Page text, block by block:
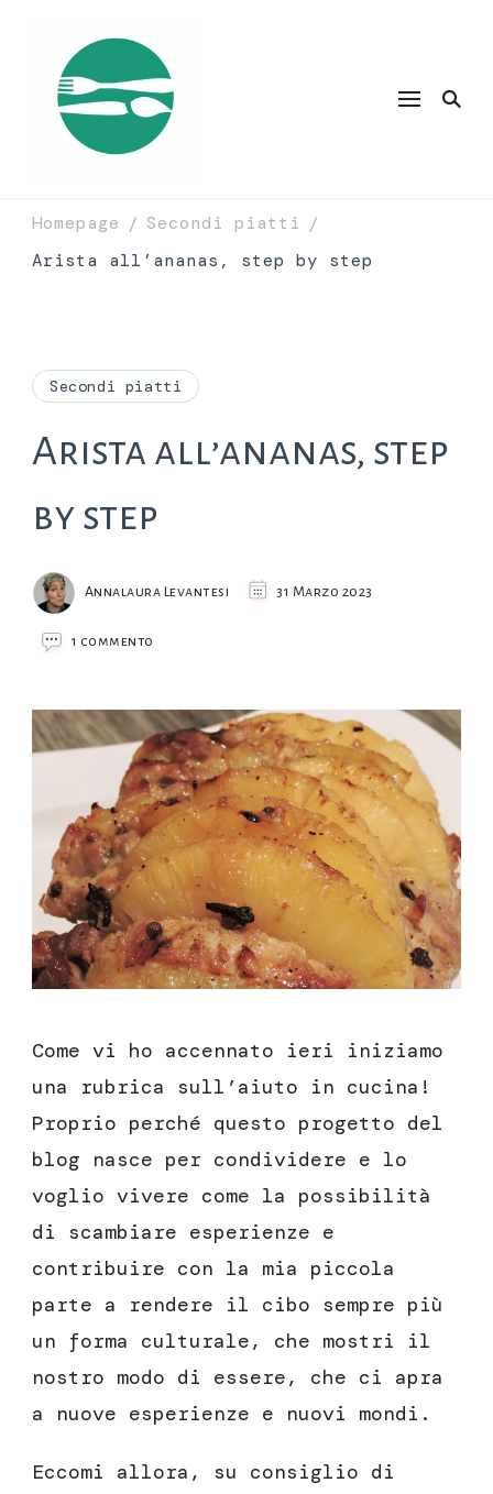
Homepage / Secondi piatti /
Arista all’ananas, step by step
Secondi piatti
Arista all’ananas, step
by step
Annalaura Levantesi 31 Marzo 2023
1 commento
step
by
step
Come vi ho accennato ieri iniziamo
una rubrica sull’aiuto in cucina!
Proprio perché questo progetto del
blog nasce per condividere e lo
voglio vivere come la possibilità
di scambiare esperienze e
contribuire con la mia piccola
parte a rendere il cibo sempre più
un forma culturale, che mostri il
nostro modo di essere, che ci apra
a nuove esperienze e nuovi mondi.
Eccomi allora, su consiglio di